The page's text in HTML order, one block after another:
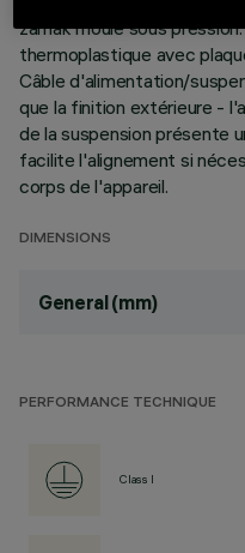
zamak moulé sous
thermoplastique avec
Câble d'alimentation/
que la finition extérieure -
de la suspension présente
facilite l'alignement si
corps de l'appareil.
DIMENSIONS
General (mm)
PERFORMANCE TECHNIQUE
Class I